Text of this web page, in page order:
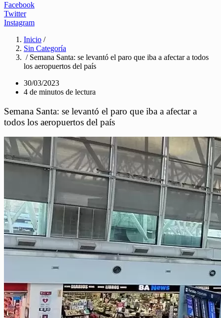
Facebook
Twitter
Instagram
Inicio /
Sin Categoría
/ Semana Santa: se levantó el paro que iba a afectar a todos
los aeropuertos del país
30/03/2023
4 de minutos de lectura
Semana Santa: se levantó el paro que iba a afectar a
todos los aeropuertos del país